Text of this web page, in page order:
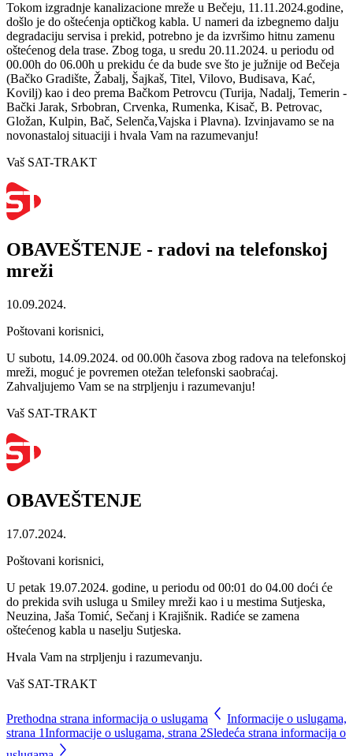
Tokom izgradnje kanalizacione mreže u Bečeju, 11.11.2024.godine,
došlo je do oštećenja optičkog kabla. U nameri da izbegnemo dalju
degradaciju servisa i prekid, potrebno je da izvršimo hitnu zamenu
oštećenog dela trase. Zbog toga, u sredu 20.11.2024. u periodu od
00.00h do 06.00h u prekidu će da bude sve što je južnije od Bečeja
(Bačko Gradište, Žabalj, Šajkaš, Titel, Vilovo, Budisava, Kać,
Kovilj) kao i deo prema Bačkom Petrovcu (Turija, Nadalj, Temerin -
Bački Jarak, Srbobran, Crvenka, Rumenka, Kisač, B. Petrovac,
Gložan, Kulpin, Bač, Selenča,Vajska i Plavna). Izvinjavamo se na
novonastaloj situaciji i hvala Vam na razumevanju!
Vaš SAT-TRAKT
OBAVEŠTENJE - radovi na telefonskoj
mreži
10.09.2024.
Poštovani korisnici,
U subotu, 14.09.2024. od 00.00h časova zbog radova na telefonskoj
mreži, moguć je povremen otežan telefonski saobraćaj.
Zahvaljujemo Vam se na strpljenju i razumevanju!
Vaš SAT-TRAKT
OBAVEŠTENJE
17.07.2024.
Poštovani korisnici,
U petak 19.07.2024. godine, u periodu od 00:01 do 04.00 doći će
do prekida svih usluga u Smiley mreži kao i u mestima Sutjeska,
Neuzina, Jaša Tomić, Sečanj i Krajišnik. Radiće se zamena
oštećenog kabla u naselju Sutjeska.
Hvala Vam na strpljenju i razumevanju.
Vaš SAT-TRAKT
Prethodna strana informacija o uslugama
Informacije o uslugama,
strana 1Informacije o uslugama, strana 2Sledeća strana informacija o